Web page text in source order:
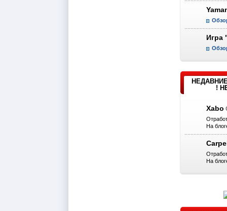
Игра
!
Xabo
На
На